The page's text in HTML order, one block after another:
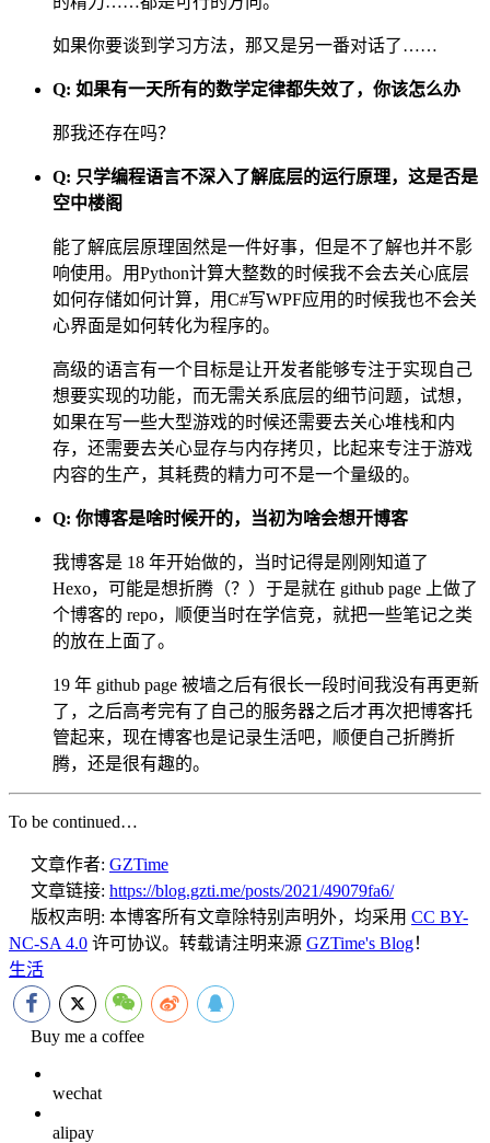
如果你要谈到学习方法，那又是另一番对话了……
Q: 如果有一天所有的数学定律都失效了，你该怎么办
那我还存在吗？
Q: 只学编程语言不深入了解底层的运行原理，这是否是
空中楼阁
能了解底层原理固然是一件好事，但是不了解也并不影
响使用。用Python计算大整数的时候我不会去关心底层
如何存储如何计算，用C#写WPF应用的时候我也不会关
心界面是如何转化为程序的。
高级的语言有一个目标是让开发者能够专注于实现自己
想要实现的功能，而无需关系底层的细节问题，试想，
如果在写一些大型游戏的时候还需要去关心堆栈和内
存，还需要去关心显存与内存拷贝，比起来专注于游戏
内容的生产，其耗费的精力可不是一个量级的。
Q: 你博客是啥时候开的，当初为啥会想开博客
我博客是 18 年开始做的，当时记得是刚刚知道了
Hexo，可能是想折腾（？）于是就在 github page 上做了
个博客的 repo，顺便当时在学信竞，就把一些笔记之类
的放在上面了。
19 年 github page 被墙之后有很长一段时间我没有再更新
了，之后高考完有了自己的服务器之后才再次把博客托
管起来，现在博客也是记录生活吧，顺便自己折腾折
腾，还是很有趣的。
To be continued…
文章作者: GZTime
文章链接: https://blog.gzti.me/posts/2021/49079fa6/
版权声明: 本博客所有文章除特别声明外，均采用 CC BY-
NC-SA 4.0 许可协议。转载请注明来源 GZTime's Blog！
生活
Buy me a coffee
wechat
alipay